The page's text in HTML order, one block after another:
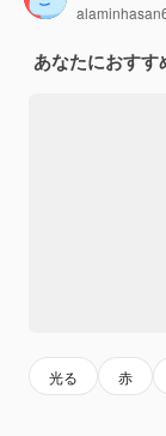
あなたにおす
光る 赤